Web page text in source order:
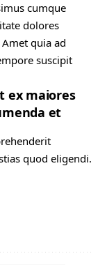
cumque
dolores
quia ad
suscipit
ex maiores
et
quod eligendi.